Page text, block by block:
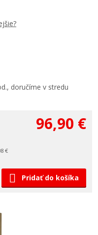
doručíme v stredu
€
96,90 €
Pridať do košíka